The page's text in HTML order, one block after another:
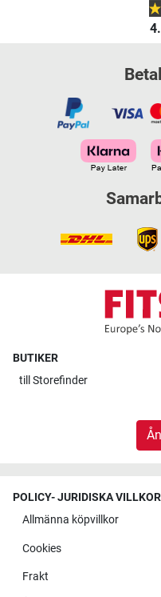
BUTIKER
till Storefinder
POLICY- JURIDISKA VILLKOR
Allmänna köpvillkor
Cookies
Frakt